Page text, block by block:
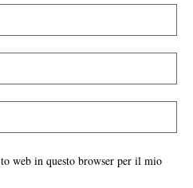
web in questo browser per il mio